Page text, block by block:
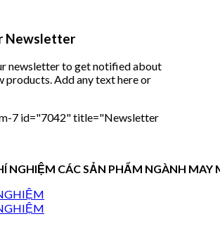
Newsletter
newsletter to get notified about
products. Add any text here or
7 id="7042" title="Newsletter
NGHIỆM CÁC SẢN PHẨM NGÀNH MAY